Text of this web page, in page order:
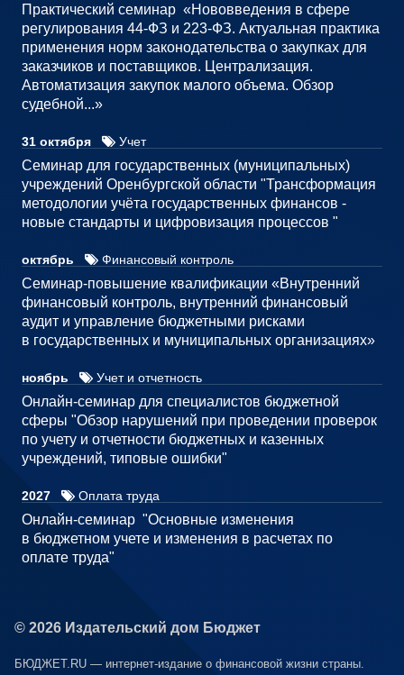
Практический семинар «Нововведения в сфере
регулирования 44-ФЗ и 223-ФЗ. Актуальная практика
применения норм законодательства о закупках для
заказчиков и поставщиков. Централизация.
Автоматизация закупок малого объема. Обзор
судебной...»
31 октября Учет
Семинар для государственных (муниципальных)
учреждений Оренбургской области "Трансформация
методологии учёта государственных финансов -
новые стандарты и цифровизация процессов "
октябрь Финансовый контроль
Семинар-повышение квалификации «Внутренний
финансовый контроль, внутренний финансовый
аудит и управление бюджетными рисками
в государственных и муниципальных организациях»
ноябрь Учет и отчетность
Онлайн-семинар для специалистов бюджетной
сферы "Обзор нарушений при проведении проверок
по учету и отчетности бюджетных и казенных
учреждений, типовые ошибки"
2027 Оплата труда
Онлайн-семинар "Основные изменения
в бюджетном учете и изменения в расчетах по
оплате труда"
© 2026 Издательский дом Бюджет
БЮДЖЕТ.RU — интернет-издание о финансовой жизни страны.